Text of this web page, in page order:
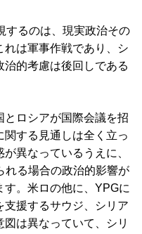
るのは、現実政治その
れは軍事作戦であり、シ
治的考慮は後回しである
ロシアが国際会議を招
する見通しは全く立っ
異なっているうえに、
れる場合の政治的影響が
す。米ロの他に、YPGに
支援するサウジ、シリア
は異なっていて、シリ